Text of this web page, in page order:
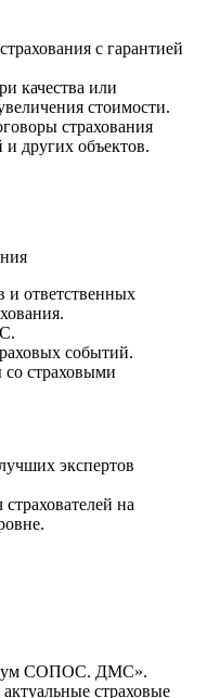
с гарантией
качества или
стоимости.
страхования
других объектов.
и ответственных
событий.
страховыми
экспертов
на
СОПОС. ДМС».
страховые